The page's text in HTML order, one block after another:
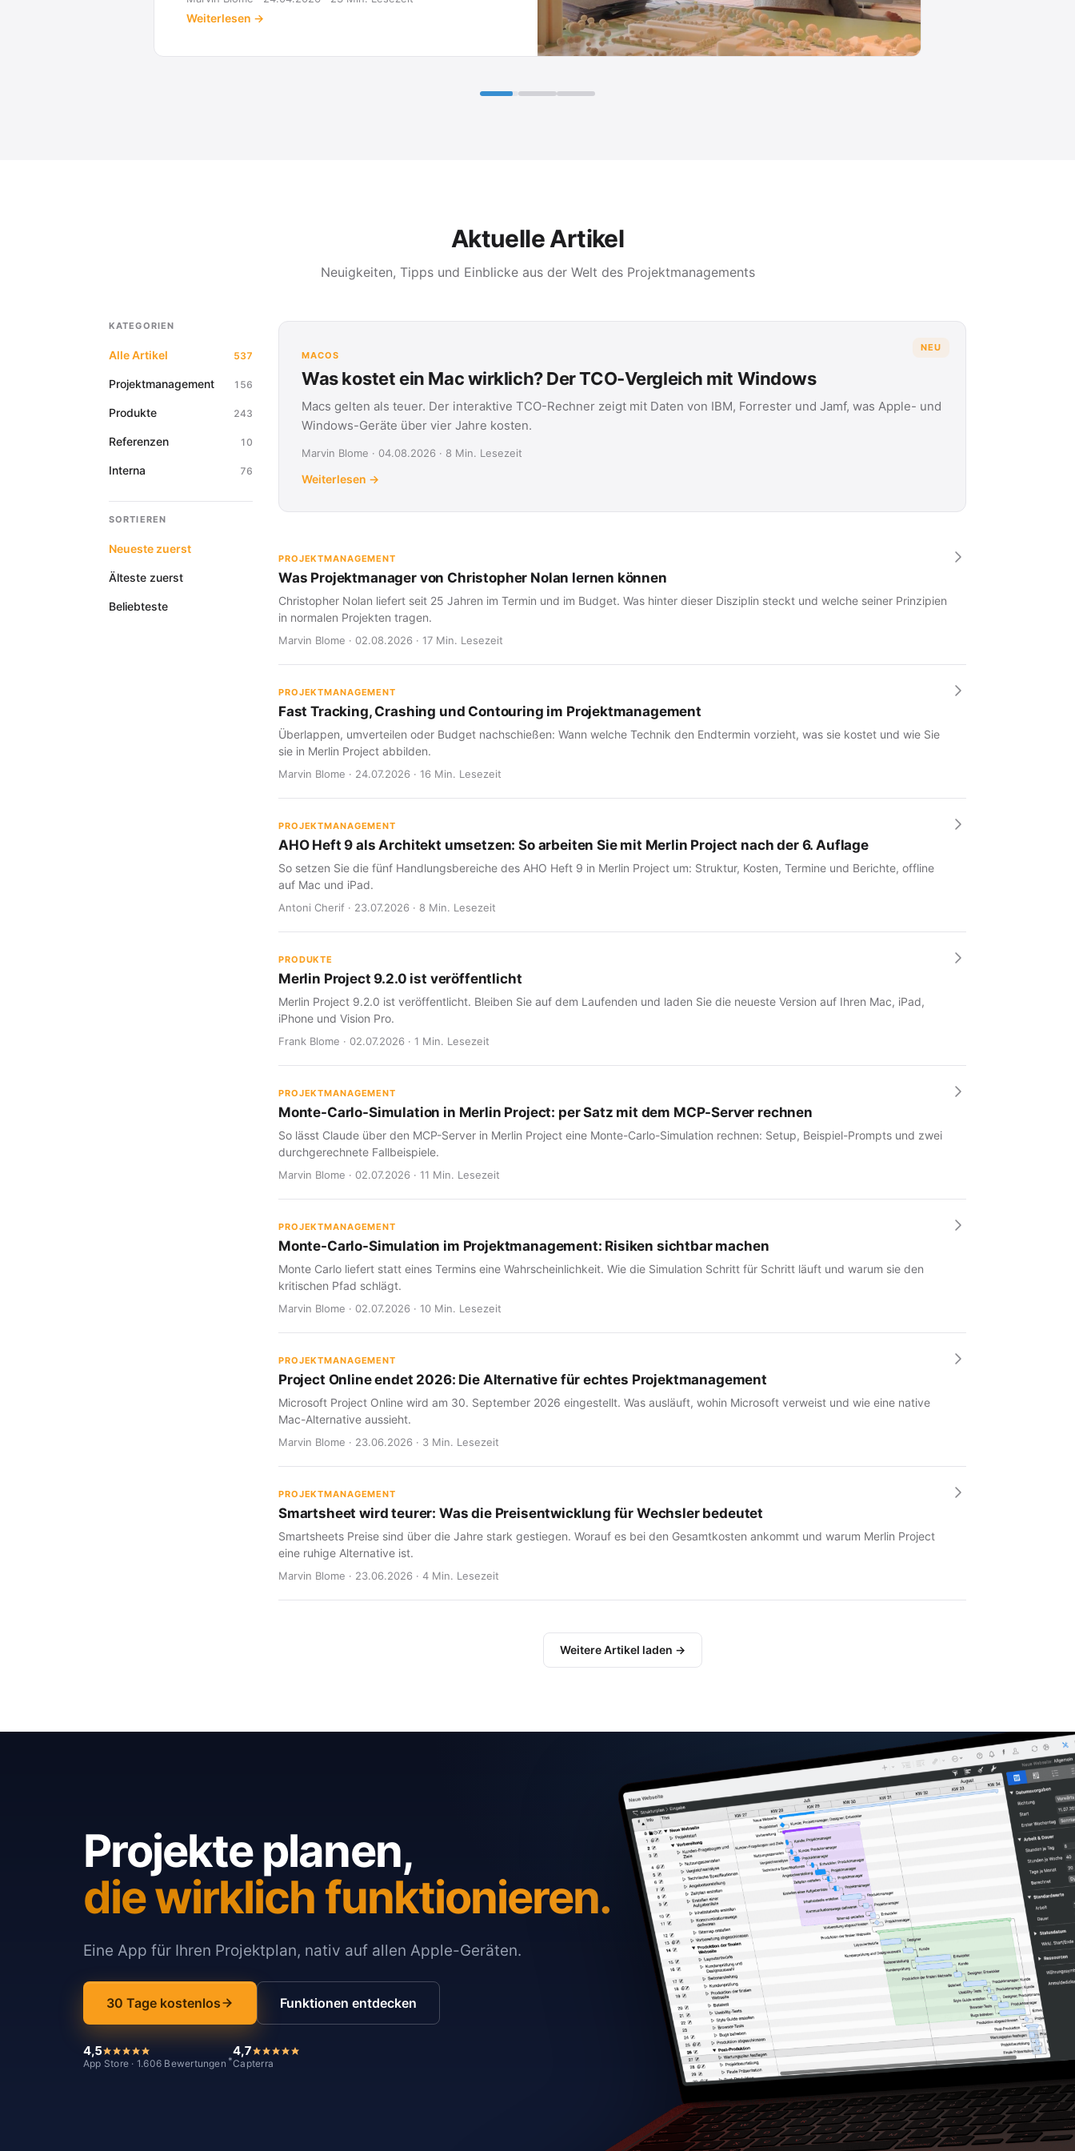
Weiterlesen →
Aktuelle Artikel
Neuigkeiten, Tipps und Einblicke aus der Welt des Projektmanagements
KATEGORIEN
Alle Artikel 537
Projektmanagement 156
Produkte 243
Referenzen 10
Interna 76
SORTIEREN
Neueste zuerst
Älteste zuerst
Beliebteste
NEU
MACOS
Was kostet ein Mac wirklich? Der TCO-Vergleich mit Windows
Macs gelten als teuer. Der interaktive TCO-Rechner zeigt mit Daten von IBM, Forrester und Jamf, was Apple- und
Windows-Geräte über vier Jahre kosten.
Marvin Blome · 04.08.2026 · 8 Min. Lesezeit
Weiterlesen →
PROJEKTMANAGEMENT
Was Projektmanager von Christopher Nolan lernen können
Christopher Nolan liefert seit 25 Jahren im Termin und im Budget. Was hinter dieser Disziplin steckt und welche seiner Prinzipien
in normalen Projekten tragen.
Marvin Blome · 02.08.2026 · 17 Min. Lesezeit
PROJEKTMANAGEMENT
Fast Tracking, Crashing und Contouring im Projektmanagement
Überlappen, umverteilen oder Budget nachschießen: Wann welche Technik den Endtermin vorzieht, was sie kostet und wie Sie
sie in Merlin Project abbilden.
Marvin Blome · 24.07.2026 · 16 Min. Lesezeit
PROJEKTMANAGEMENT
AHO Heft 9 als Architekt umsetzen: So arbeiten Sie mit Merlin Project nach der 6. Auflage
So setzen Sie die fünf Handlungsbereiche des AHO Heft 9 in Merlin Project um: Struktur, Kosten, Termine und Berichte, offline
auf Mac und iPad.
Antoni Cherif · 23.07.2026 · 8 Min. Lesezeit
PRODUKTE
Merlin Project 9.2.0 ist veröffentlicht
Merlin Project 9.2.0 ist veröffentlicht. Bleiben Sie auf dem Laufenden und laden Sie die neueste Version auf Ihren Mac, iPad,
iPhone und Vision Pro.
Frank Blome · 02.07.2026 · 1 Min. Lesezeit
PROJEKTMANAGEMENT
Monte-Carlo-Simulation in Merlin Project: per Satz mit dem MCP-Server rechnen
So lässt Claude über den MCP-Server in Merlin Project eine Monte-Carlo-Simulation rechnen: Setup, Beispiel-Prompts und zwei
durchgerechnete Fallbeispiele.
Marvin Blome · 02.07.2026 · 11 Min. Lesezeit
PROJEKTMANAGEMENT
Monte-Carlo-Simulation im Projektmanagement: Risiken sichtbar machen
Monte Carlo liefert statt eines Termins eine Wahrscheinlichkeit. Wie die Simulation Schritt für Schritt läuft und warum sie den
kritischen Pfad schlägt.
Marvin Blome · 02.07.2026 · 10 Min. Lesezeit
PROJEKTMANAGEMENT
Project Online endet 2026: Die Alternative für echtes Projektmanagement
Microsoft Project Online wird am 30. September 2026 eingestellt. Was ausläuft, wohin Microsoft verweist und wie eine native
Mac-Alternative aussieht.
Marvin Blome · 23.06.2026 · 3 Min. Lesezeit
PROJEKTMANAGEMENT
Smartsheet wird teurer: Was die Preisentwicklung für Wechsler bedeutet
Smartsheets Preise sind über die Jahre stark gestiegen. Worauf es bei den Gesamtkosten ankommt und warum Merlin Project
eine ruhige Alternative ist.
Marvin Blome · 23.06.2026 · 4 Min. Lesezeit
Weitere Artikel laden →
Projekte planen,
die wirklich funktionieren.
Eine App für Ihren Projektplan, nativ auf allen Apple-Geräten.
30 Tage kostenlos Funktionen entdecken
4,5
App Store · 1.606 Bewertungen *
4,7
Capterra